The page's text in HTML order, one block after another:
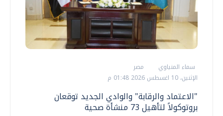
سماء المنياوي
مصر
الإثنين، 10 اغسطس 2026 01:48 م
"الاعتماد والرقابة" والوادي الجديد توقعان
بروتوكولاً لتأهيل 73 منشأة صحية